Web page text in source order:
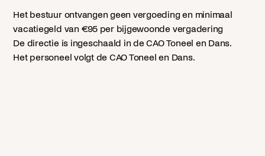
Het bestuur ontvangen geen vergoeding en minimaal
vacatiegeld van €95 per bijgewoonde vergadering
De directie is ingeschaald in de CAO Toneel en Dans.
Het personeel volgt de CAO Toneel en Dans.